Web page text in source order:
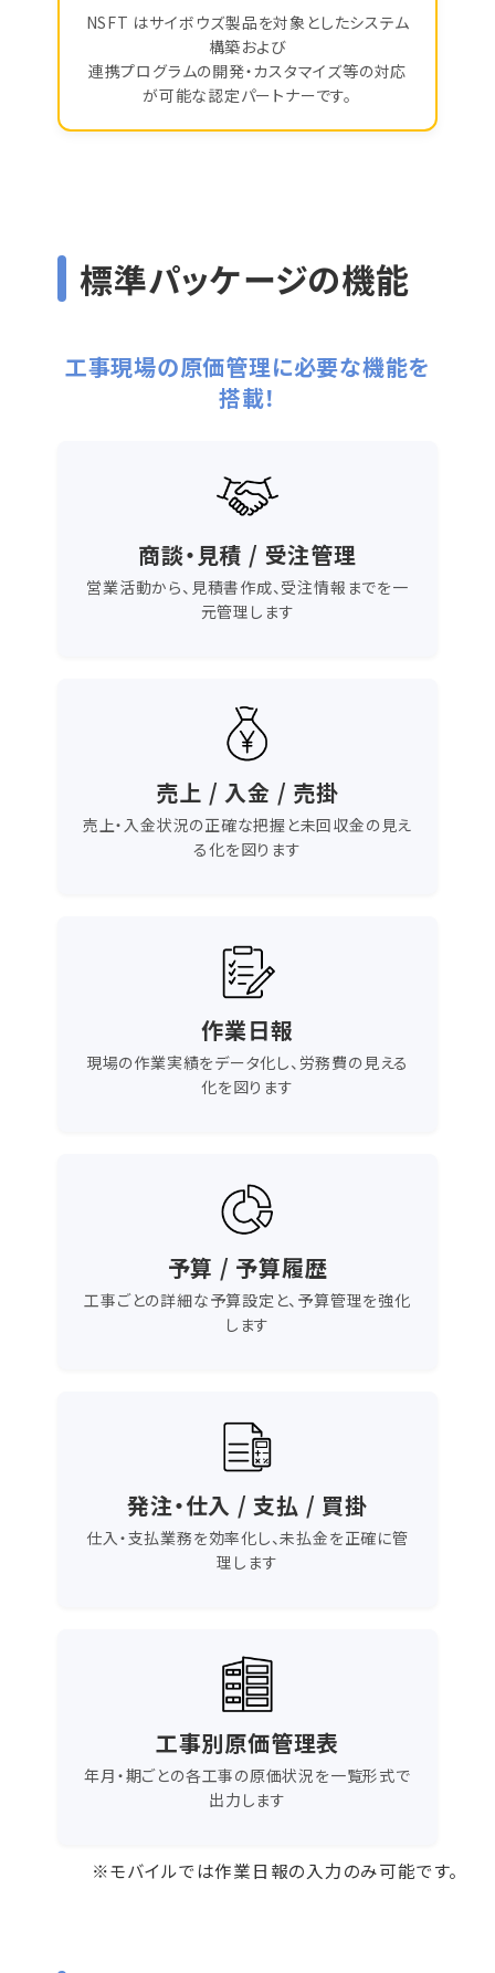
NSFT はサイボウズ製品を対象としたシステム
構築および
連携プログラムの開発・カスタマイズ等の対応
が可能な認定パートナーです。
標準パッケージの機能
工事現場の原価管理に必要な機能を
搭載！
商談・見積 / 受注管理
営業活動から、見積書作成、受注情報までを一
元管理します
売上 / 入金 / 売掛
売上・入金状況の正確な把握と未回収金の見え
る化を図ります
作業日報
現場の作業実績をデータ化し、労務費の見える
化を図ります
予算 / 予算履歴
工事ごとの詳細な予算設定と、予算管理を強化
します
発注・仕入 / 支払 / 買掛
仕入・支払業務を効率化し、未払金を正確に管
理します
工事別原価管理表
年月・期ごとの各工事の原価状況を一覧形式で
出力します
※モバイルでは作業日報の入力のみ可能です。